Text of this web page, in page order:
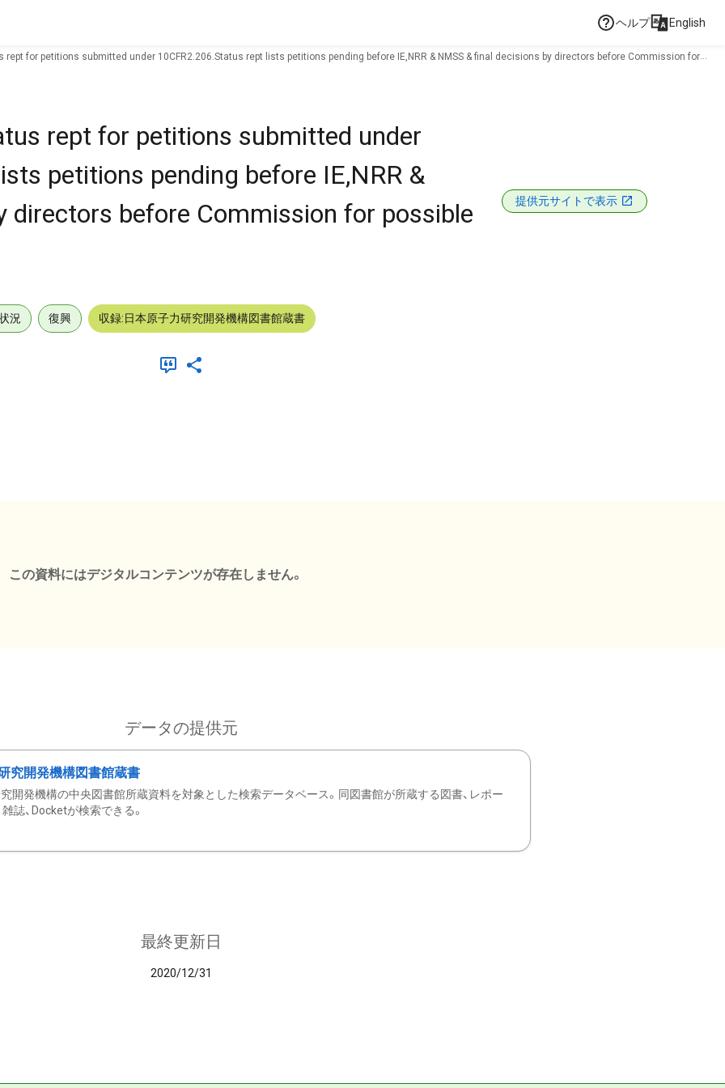
ヘルプ English
for petitions submitted under 10CFR2.206.Status rept lists petitions pending before IE,NRR & NMSS & final decisions by directors before Commission for
rept for petitions submitted under
petitions pending before IE,NRR &
directors before Commission for possible
提供元サイトで表示
況 復興 収録:日本原子力研究開発機構図書館蔵書
この資料にはデジタルコンテンツが存在しません。
データの提供元
究開発機構図書館蔵書
開発機構の中央図書館所蔵資料を対象とした検索データベース。同図書館が所蔵する図書、レポー
雑誌、Docketが検索できる。
最終更新日
2020/12/31